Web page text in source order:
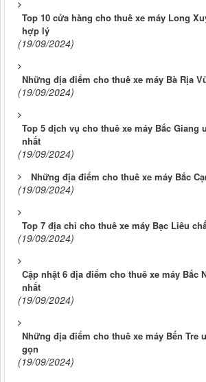
Top 10 cửa hàng cho thuê xe máy Long
hợp lý
(19/09/2024)
Những địa điểm cho thuê xe máy Bà Rịa
(19/09/2024)
Top 5 dịch vụ cho thuê xe máy Bắc Giang
nhất
(19/09/2024)
Những địa điểm cho thuê xe máy Bắc
(19/09/2024)
Top 7 địa chỉ cho thuê xe máy Bạc Liêu
(19/09/2024)
Cập nhật 6 địa điểm cho thuê xe máy Bắc
nhất
(19/09/2024)
Những địa điểm cho thuê xe máy Bến Tre
gọn
(19/09/2024)